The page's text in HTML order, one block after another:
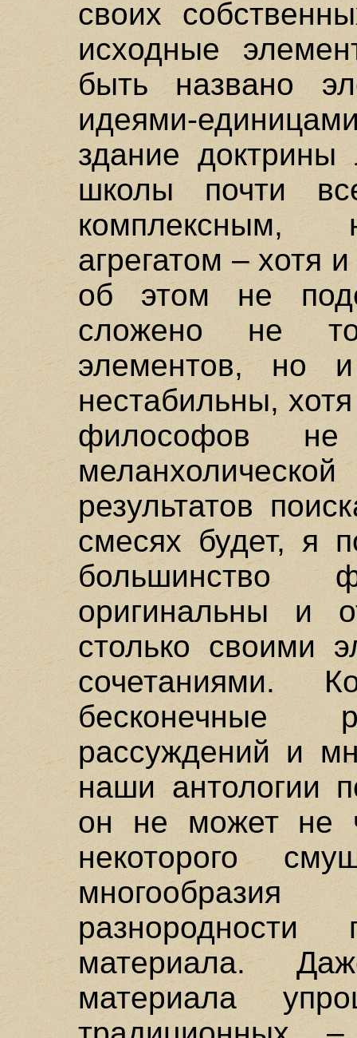
своих
исходные
быть названо
идеями-
здание
школы почти
комплексным,
агрегатом – хотя
об этом не
сложено не
элементов, но
нестабильны,
философов
результатов
смесях будет, я
большинство
оригинальны и
столько своими
сочетаниями.
бесконечные
рассуждений и
наши антологии
он не может не
некоторого
разнородности
материала.
материала